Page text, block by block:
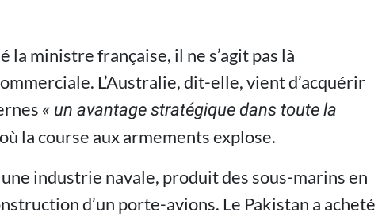
la ministre française, il ne s’agit pas là
L’Australie, dit-elle, vient d’acquérir
« un avantage stratégique dans toute la
la course aux armements explose.
industrie navale, produit des sous-marins en
d’un porte-avions. Le Pakistan a acheté